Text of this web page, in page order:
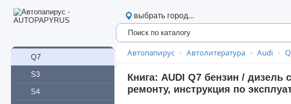
Q3
Q7
S3
S4
выбрать город...
Автопапирус Автолитература Audi
Книга: AUDI Q7 бензин / дизель
ремонту, инструкция по